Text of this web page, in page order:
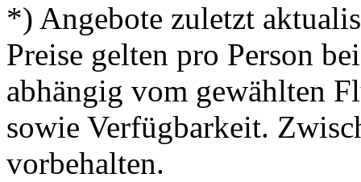
*) Angebote zuletzt
Preise gelten pro Person
abhängig vom gewählten
sowie Verfügbarkeit.
vorbehalten.